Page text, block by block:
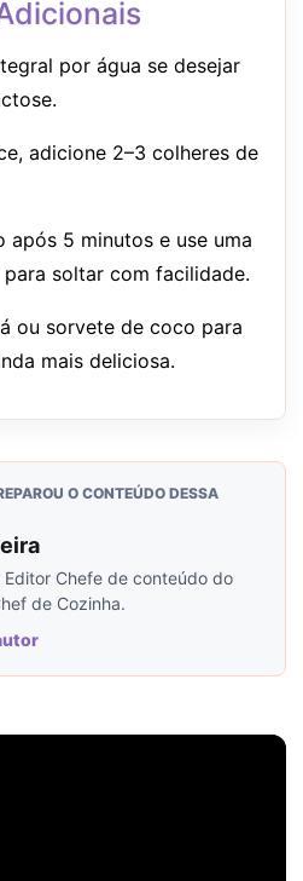
por água se desejar
adicione 2–3 colheres de
após 5 minutos e use uma
soltar com facilidade.
ou sorvete de coco para
mais deliciosa.
O CONTEÚDO DESSA
Editor Chefe de conteúdo do
de Cozinha.